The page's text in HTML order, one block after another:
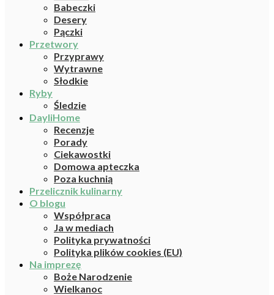
Babeczki
Desery
Pączki
Przetwory
Przyprawy
Wytrawne
Słodkie
Ryby
Śledzie
DayliHome
Recenzje
Porady
Ciekawostki
Domowa apteczka
Poza kuchnią
Przelicznik kulinarny
O blogu
Współpraca
Ja w mediach
Polityka prywatności
Polityka plików cookies (EU)
Na imprezę
Boże Narodzenie
Wielkanoc